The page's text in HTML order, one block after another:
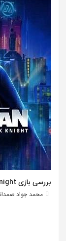
بررسی بازی Lego Batman : Legacy Of The Dark Knight
محمد جواد